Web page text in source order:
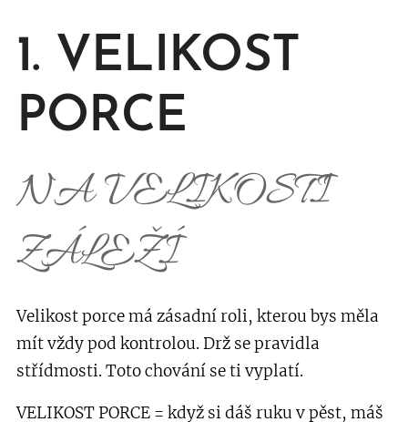
1. VELIKOST
PORCE
NA VELIKOSTI
ZÁLEŽÍ
Velikost porce má zásadní roli, kterou bys měla
mít vždy pod kontrolou. Drž se pravidla
střídmosti. Toto chování se ti vyplatí.
VELIKOST PORCE = když si dáš ruku v pěst, máš